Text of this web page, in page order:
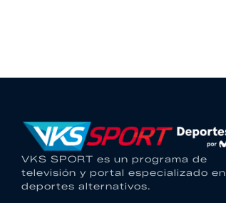
VKS SPORT es un programa de
televisión y portal especializado en
deportes alternativos.